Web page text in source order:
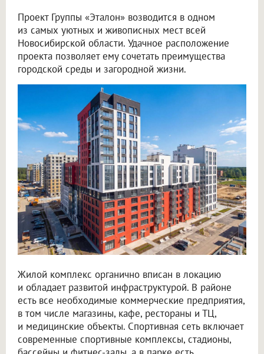
Проект Группы «Эталон» возводится в одном
из самых уютных и живописных мест всей
Новосибирской области. Удачное расположение
проекта позволяет ему сочетать преимущества
городской среды и загородной жизни.
Жилой комплекс органично вписан в локацию
и обладает развитой инфраструктурой. В районе
есть все необходимые коммерческие предприятия,
в том числе магазины, кафе, рестораны и ТЦ,
и медицинские объекты. Спортивная сеть включает
современные спортивные комплексы, стадионы,